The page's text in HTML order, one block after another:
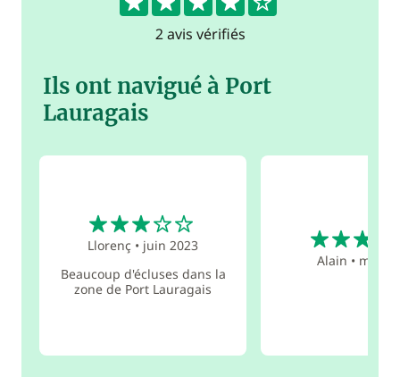
2 avis vérifiés
Ils ont navigué à Port
Lauragais
Llorenç • juin 2023
Beaucoup d'écluses dans la
zone de Port Lauragais
Alain • mai